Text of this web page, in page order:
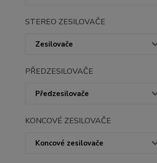
STEREO ZESILOVAČE
Zesilovače
PŘEDZESILOVAČE
Předzesilovače
KONCOVÉ ZESILOVAČE
Koncové zesilovače